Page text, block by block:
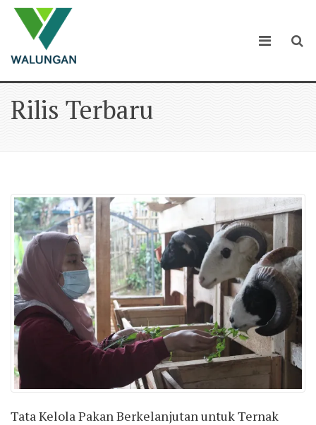
Rilis Terbaru
Tata Kelola Pakan Berkelanjutan untuk Ternak